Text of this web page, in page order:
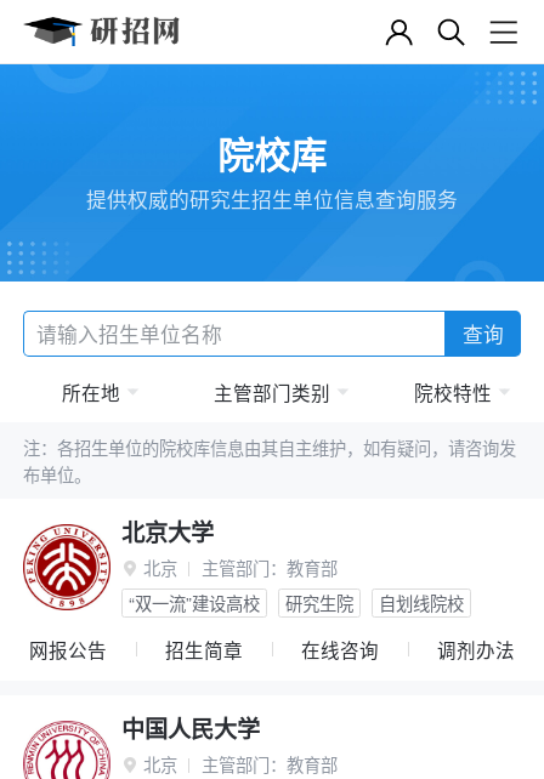
院校库
提供权威的研究生招生单位信息查询服务
查询
所在地 主管部门类别 院校特性
注：各招生单位的院校库信息由其自主维护，如有疑问，请咨询发
布单位。
北京大学
 北京 主管部门： 教育部
“双一流”建设高校
研究生院 自划线院校
网报公告 招生简章 在线咨询 调剂办法
中国人民大学
 北京 主管部门： 教育部